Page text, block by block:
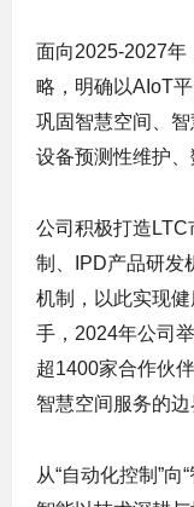
面向2025-2027年
略，明确以AIoT
巩固智慧空间、智
设备预测性维护、
公司积极打造
制、IPD产品研发
机制，以此实现
手，2024年公司
超1400家合作伙
智慧空间服务的边
从“自动化控制”